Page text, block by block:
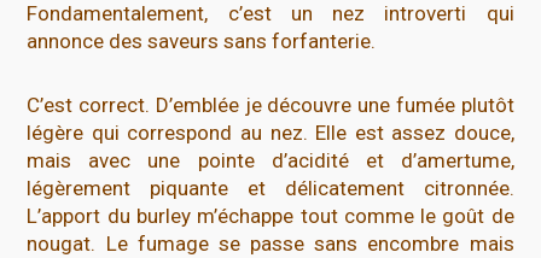
Fondamentalement, c’est un nez introverti qui
annonce des saveurs sans forfanterie.
C’est correct. D’emblée je découvre une fumée plutôt
légère qui correspond au nez. Elle est assez douce,
mais avec une pointe d’acidité et d’amertume,
légèrement piquante et délicatement citronnée.
L’apport du burley m’échappe tout comme le goût de
nougat. Le fumage se passe sans encombre mais